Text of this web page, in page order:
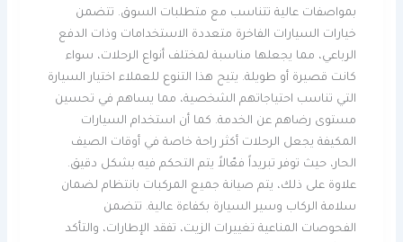
بمواصفات عالية تتناسب مع متطلبات السوق. تتضمن
خيارات السيارات الفاخرة متعددة الاستخدامات وذات الدفع
الرباعي، مما يجعلها مناسبة لمختلف أنواع الرحلات، سواء
كانت قصيرة أو طويلة. يتيح هذا التنوع للعملاء اختيار السيارة
التي تناسب احتياجاتهم الشخصية، مما يساهم في تحسين
مستوى رضاهم عن الخدمة. كما أن استخدام السيارات
المكيفة يجعل الرحلات أكثر راحة خاصة في أوقات الصيف
الحار، حيث توفر تبريداً فعّالاً يتم التحكم فيه بشكل دقيق.
علاوة على ذلك، يتم صيانة جميع المركبات بانتظام لضمان
سلامة الركاب وسير السيارة بكفاءة عالية. تتضمن
الفحوصات المناعية تغييرات الزيت، تفقد الإطارات، والتأكد